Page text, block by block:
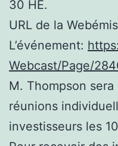
30 HE.
URL de la
L’événement:
Webcast/Page/
M. Thompson
réunions
investisseurs les